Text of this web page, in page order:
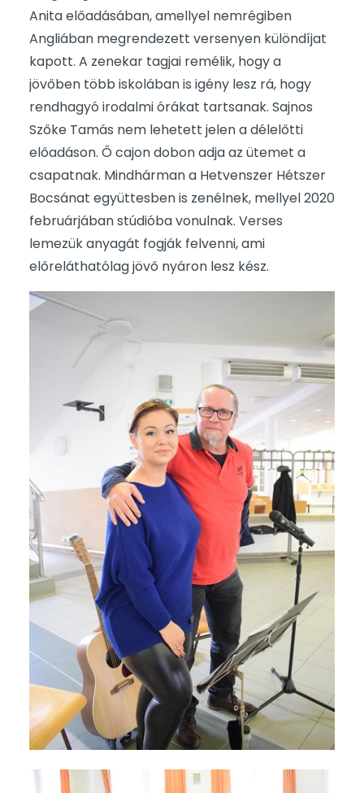
Anita előadásában, amellyel nemrégiben
Angliában megrendezett versenyen különdíjat
kapott. A zenekar tagjai remélik, hogy a
jövőben több iskolában is igény lesz rá, hogy
rendhagyó irodalmi órákat tartsanak. Sajnos
Szőke Tamás nem lehetett jelen a délelőtti
előadáson. Ő cajon dobon adja az ütemet a
csapatnak. Mindhárman a Hetvenszer Hétszer
Bocsánat együttesben is zenélnek, mellyel 2020
februárjában stúdióba vonulnak. Verses
lemezük anyagát fogják felvenni, ami
előreláthatólag jövő nyáron lesz kész.